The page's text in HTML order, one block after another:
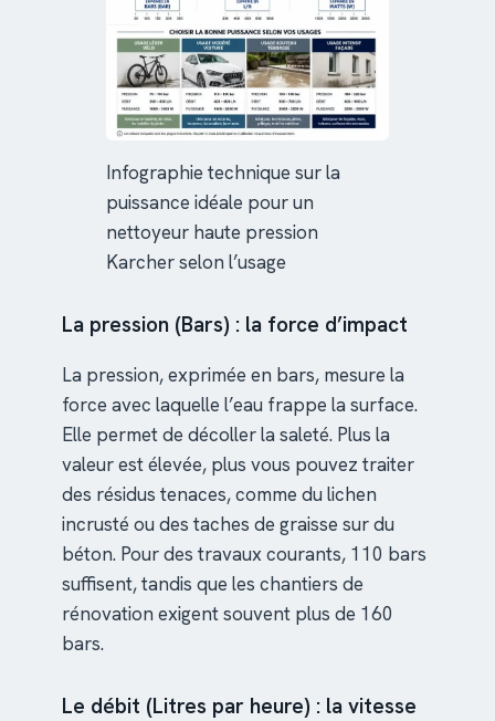
Infographie technique sur la
puissance idéale pour un
nettoyeur haute pression
Karcher selon l’usage
La pression (Bars) : la force d’impact
La pression, exprimée en bars, mesure la
force avec laquelle l’eau frappe la surface.
Elle permet de décoller la saleté. Plus la
valeur est élevée, plus vous pouvez traiter
des résidus tenaces, comme du lichen
incrusté ou des taches de graisse sur du
béton. Pour des travaux courants, 110 bars
suffisent, tandis que les chantiers de
rénovation exigent souvent plus de 160
bars.
Le débit (Litres par heure) : la vitesse